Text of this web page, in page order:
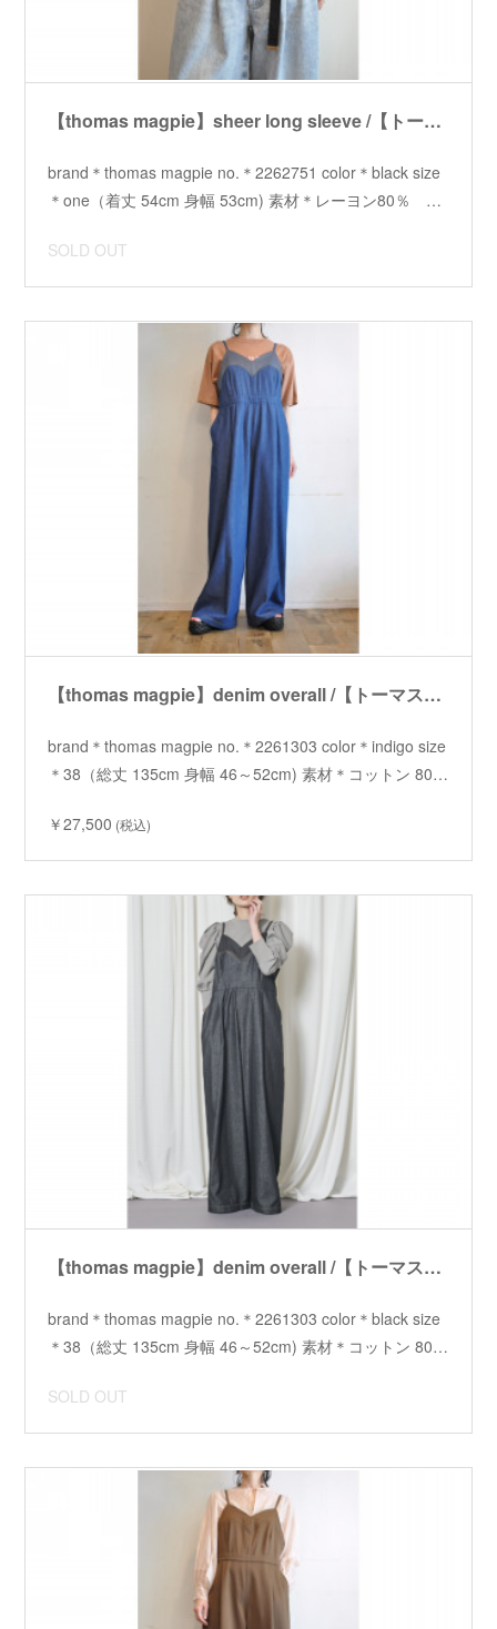
【thomas magpie】sheer long sleeve /【トーマスマグパイ】シアーロングスリーブ
brand＊thomas magpie no.＊2262751 color＊black size
＊one（着丈 54cm 身幅 53cm) 素材＊レーヨン80％ …
SOLD OUT
【thomas magpie】denim overall /【トーマスマグパイ】デニムオーバーオール
brand＊thomas magpie no.＊2261303 color＊indigo size
＊38（総丈 135cm 身幅 46～52cm) 素材＊コットン 80…
￥27,500 (税込)
【thomas magpie】denim overall /【トーマスマグパイ】デニムオーバーオール
brand＊thomas magpie no.＊2261303 color＊black size
＊38（総丈 135cm 身幅 46～52cm) 素材＊コットン 80…
SOLD OUT